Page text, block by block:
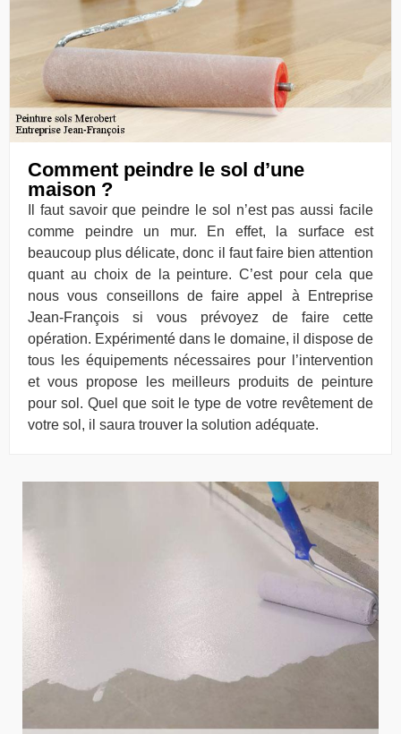
Comment peindre le sol d’une
maison ?
Il faut savoir que peindre le sol n’est pas aussi facile
comme peindre un mur. En effet, la surface est
beaucoup plus délicate, donc il faut faire bien attention
quant au choix de la peinture. C’est pour cela que
nous vous conseillons de faire appel à Entreprise
Jean-François si vous prévoyez de faire cette
opération. Expérimenté dans le domaine, il dispose de
tous les équipements nécessaires pour l’intervention
et vous propose les meilleurs produits de peinture
pour sol. Quel que soit le type de votre revêtement de
votre sol, il saura trouver la solution adéquate.